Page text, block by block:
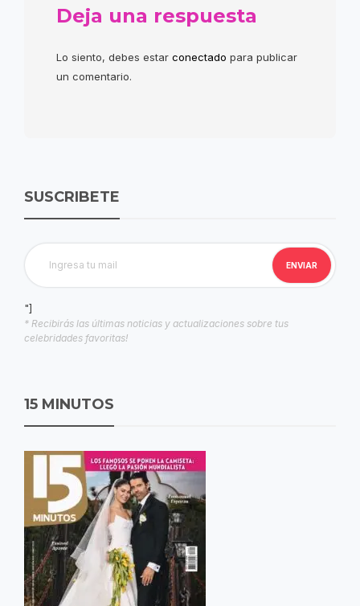
Deja una respuesta
Lo siento, debes estar conectado para publicar
un comentario.
SUSCRIBETE
"]
* Recibirás las últimas noticias y actualizaciones sobre tus
celebridades favoritas!
15 MINUTOS